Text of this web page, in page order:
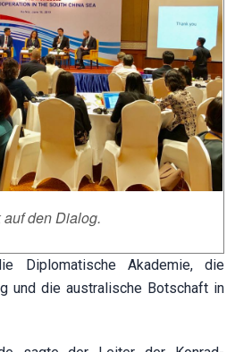
den Dialog.
Diplomatische Akademie, die
und die australische Botschaft in